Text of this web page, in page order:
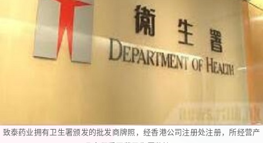
致泰药业拥有卫生署颁发的批发商牌照，经香港公司注册处注册，所经营产